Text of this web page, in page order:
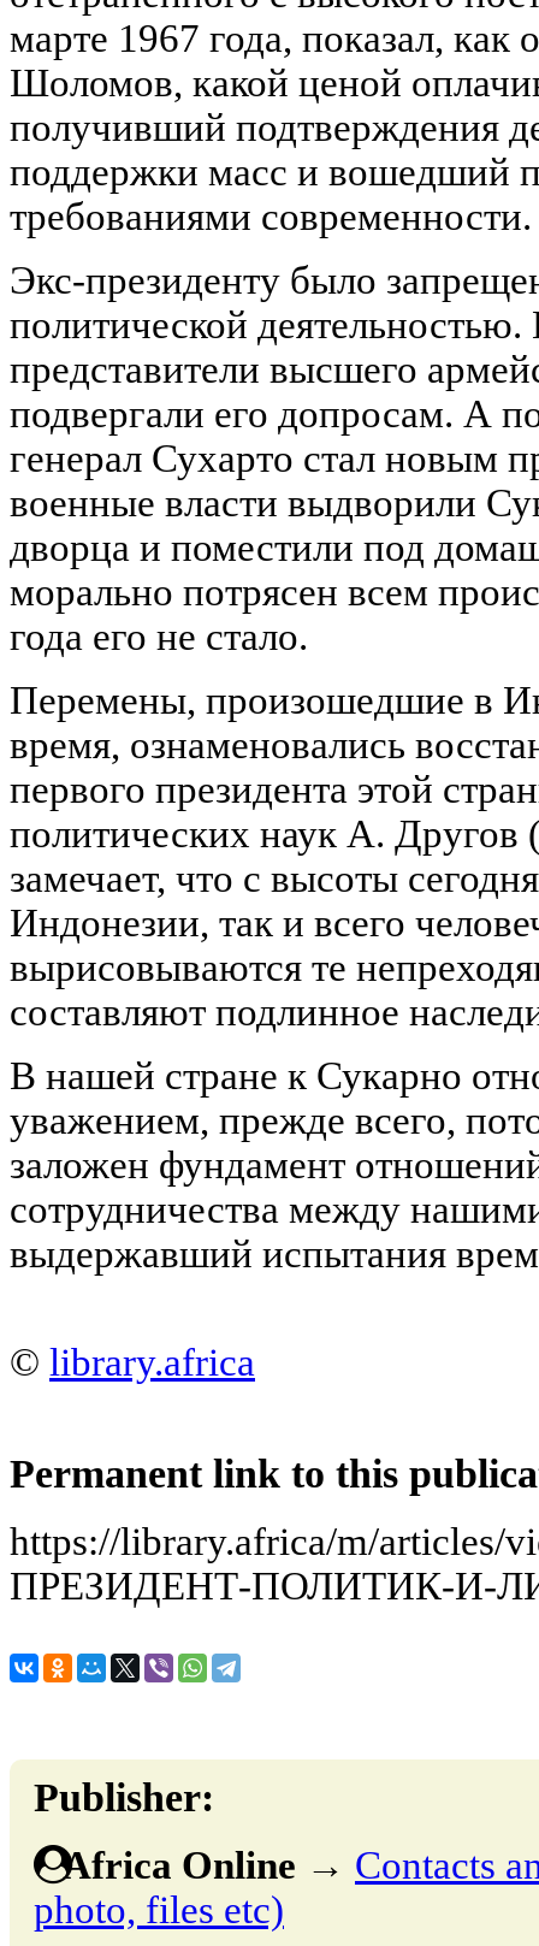
марте 1967 года, показал,
Шоломов, какой ценой
получивший подтверждения
поддержки масс и вошедший
требованиями современности.
Экс-президенту было
политической деятельностью.
представители высшего
подвергали его допросам. А
генерал Сухарто стал новым
военные власти выдворили
дворца и поместили под
морально потрясен всем
года его не стало.
Перемены, произошедшие в
время, ознаменовались
первого президента этой
политических наук А.
замечает, что с высоты
Индонезии, так и всего
вырисовываются те
составляют подлинное
В нашей стране к Сукарно
уважением, прежде всего,
заложен фундамент
сотрудничества между
выдержавший испытания
© library.africa
Permanent link to this
https://library.africa/m/
ПРЕЗИДЕНТ-ПОЛИТИК-И-
Publisher:
Africa Online → Contacts
photo, files etc)